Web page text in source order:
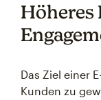
Höheres
Das Ziel einer
Kunden zu